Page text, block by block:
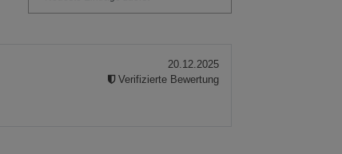
20.12.2025
Verifizierte Bewertung